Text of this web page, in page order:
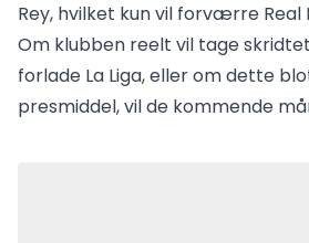
Rey, hvilket kun vil forværre Real
Om klubben reelt vil tage
forlade La Liga, eller om dette
presmiddel, vil de kommende